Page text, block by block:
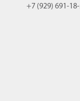
+7 (929) 691-18-